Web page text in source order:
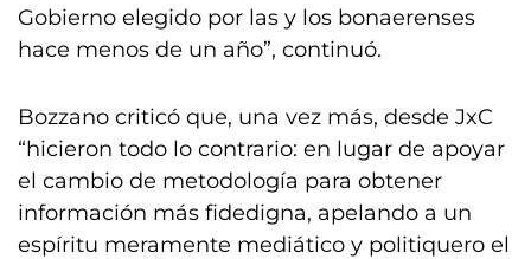
Gobierno elegido por las y los bonaerenses
hace menos de un año”, continuó.
Bozzano criticó que, una vez más, desde JxC
“hicieron todo lo contrario: en lugar de apoyar
el cambio de metodología para obtener
información más fidedigna, apelando a un
espíritu meramente mediático y politiquero el